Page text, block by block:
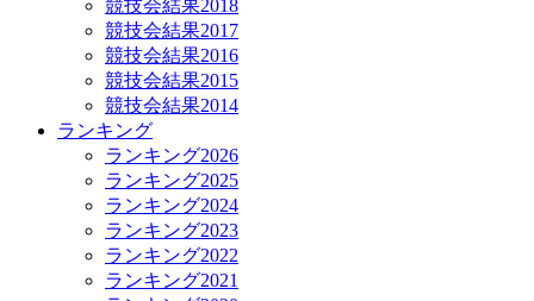
競技会結果2018
競技会結果2017
競技会結果2016
競技会結果2015
競技会結果2014
ランキング
ランキング2026
ランキング2025
ランキング2024
ランキング2023
ランキング2022
ランキング2021